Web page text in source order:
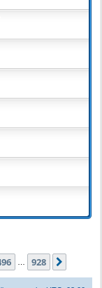
928